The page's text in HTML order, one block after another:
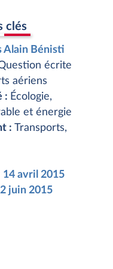
clés
Alain Bénisti
écrite
aériens
: Écologie,
et énergie
: Transports,
14 avril 2015
2 juin 2015